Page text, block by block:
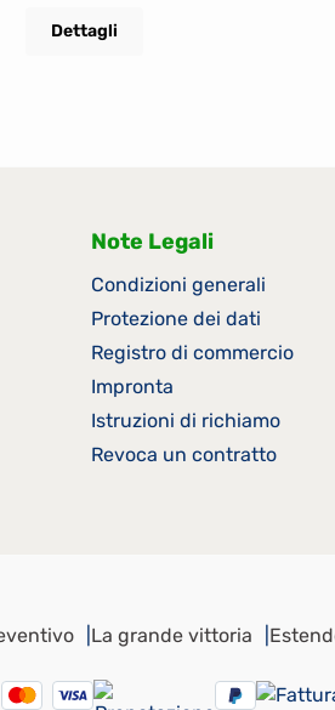
del prodotto (cm)
Dettagli
Note Legali
Condizioni generali
Protezione dei dati
Registro di commercio
Impronta
Istruzioni di richiamo
Revoca un contratto
La grande vittoria